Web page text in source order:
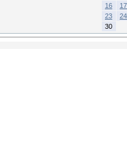
16
17
23
24
30